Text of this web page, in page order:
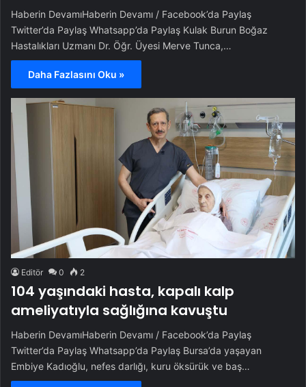
Haberin DevamıHaberin Devamı / Facebook’da Paylaş
Twitter’da Paylaş Whatsapp’da Paylaş Kulak Burun Boğaz
Hastalıkları Uzmanı Dr. Öğr. Üyesi Merve Tunca,…
Daha Fazlasını Oku »
Editör 0 2
104 yaşındaki hasta, kapalı kalp
ameliyatıyla sağlığına kavuştu
Haberin DevamıHaberin Devamı / Facebook’da Paylaş
Twitter’da Paylaş Whatsapp’da Paylaş Bursa’da yaşayan
Embiye Kadıoğlu, nefes darlığı, kuru öksürük ve baş…